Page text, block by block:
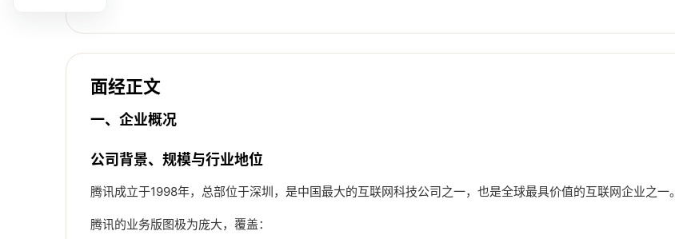
面经正文
一、企业概况
公司背景、规模与行业地位
腾讯成立于1998年，总部位于深圳，是中国最大的互联网科技公司之一，也是全球最具价值的互联网企业之一。
腾讯的业务版图极为庞大，覆盖：